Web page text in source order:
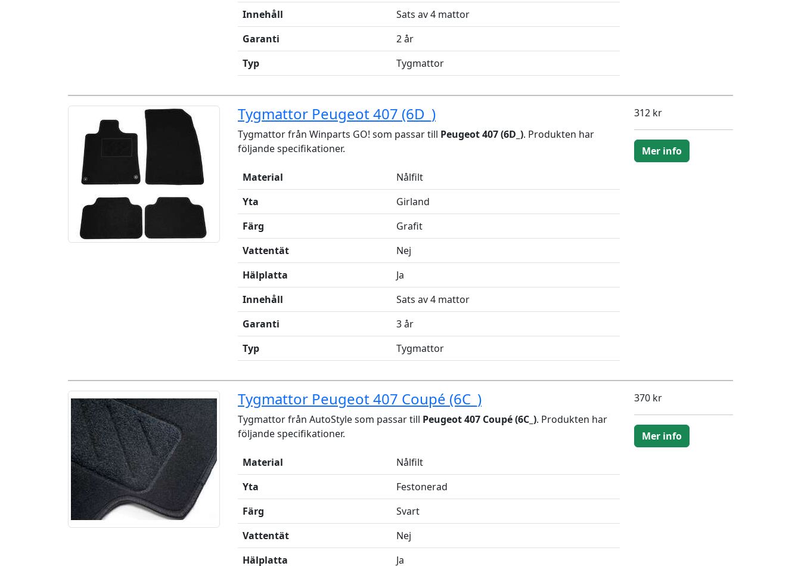
Innehåll
Sats av 4 mattor
Garanti
2 år
Typ
Tygmattor
Tygmattor Peugeot 407 (6D_)
Tygmattor från Winparts GO! som passar till Peugeot 407 (6D_). Produkten har
följande specifikationer.
Material
Nålfilt
Yta
Girland
Färg
Grafit
Vattentät
Nej
Hälplatta
Ja
Innehåll
Sats av 4 mattor
Garanti
3 år
Typ
Tygmattor
312 kr
Mer info
Tygmattor Peugeot 407 Coupé (6C_)
Tygmattor från AutoStyle som passar till Peugeot 407 Coupé (6C_). Produkten har
följande specifikationer.
Material
Nålfilt
Yta
Festonerad
Färg
Svart
Vattentät
Nej
Hälplatta
Ja
370 kr
Mer info